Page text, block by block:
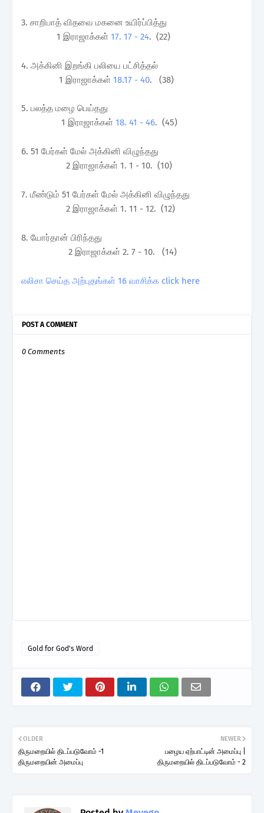
3. சாறிபாத் விதவை மகனை உயிர்ப்பித்து
1 இராஜாக்கள் 17. 17 - 24. (22)
4. அக்கினி இறங்கி பலியை பட்சித்தல்
1 இராஜாக்கள் 18.17 - 40. (38)
5. பலத்த மழை பெய்தது
1 இராஜாக்கள் 18. 41 - 46. (45)
6. 51 பேர்கள் மேல் அக்கினி விழுந்தது
2 இராஜாக்கள் 1. 1 - 10. (10)
7. மீண்டும் 51 பேர்கள் மேல் அக்கினி விழுந்தது
2 இராஜாக்கள் 1. 11 - 12. (12)
8. யோர்தான் பிரிந்தது
2 இராஜாக்கள் 2. 7 - 10. (14)
எலிசா செய்த அற்புதங்கள் 16 வாசிக்க click here
POST A COMMENT
0 Comments
Gold for God's Word
NEWER
பழைய ஏற்பாட்டின் அமைப்பு |
திருமறையில் திடப்படுவோம் - 2
OLDER
திருமறையில் திடப்படுவோம் -1
திருமறையின் அமைப்பு